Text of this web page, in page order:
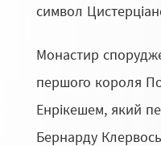
символ
Монастир
першого короля
Енрікешем, який
Бернарду